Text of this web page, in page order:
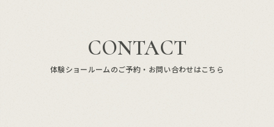
CONTACT
体験ショールームのご予約・お問い合わせはこちら